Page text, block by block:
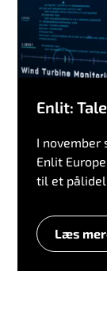
Enlit:
I november
Enlit
til et
Læs